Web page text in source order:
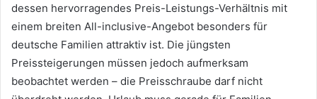
dessen hervorragendes Preis-Leistungs-Verhältnis mit
einem breiten All-inclusive-Angebot besonders für
deutsche Familien attraktiv ist. Die jüngsten
Preissteigerungen müssen jedoch aufmerksam
beobachtet werden – die Preisschraube darf nicht